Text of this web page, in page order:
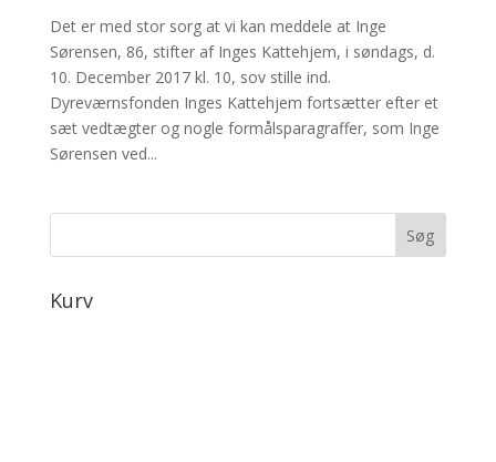
Det er med stor sorg at vi kan meddele at Inge
Sørensen, 86, stifter af Inges Kattehjem, i søndags, d.
10. December 2017 kl. 10, sov stille ind.
Dyreværnsfonden Inges Kattehjem fortsætter efter et
sæt vedtægter og nogle formålsparagraffer, som Inge
Sørensen ved...
Kurv